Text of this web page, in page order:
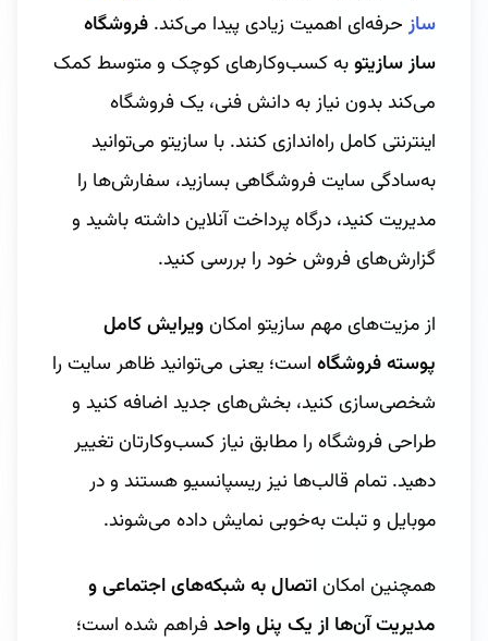
ساز حرفه‌ای اهمیت زیادی پیدا می‌کند. فروشگاه
ساز سازیتوبه کسب‌وکارهای کوچک و متوسط کمک
می‌کند بدون نیاز به دانش فنی، یک فروشگاه
اینترنتی کامل راه‌اندازی کنند. با سازیتو می‌توانید
به‌سادگی سایت فروشگاهی بسازید، سفارش‌ها را
مدیریت کنید، درگاه پرداخت آنلاین داشته باشید و
گزارش‌های فروش خود را بررسی کنید.
از مزیت‌های مهم سازیتو امکانویرایش کامل
پوسته فروشگاه است؛ یعنی می‌توانید ظاهر سایت را
شخصی‌سازی کنید، بخش‌های جدید اضافه کنید و
طراحی فروشگاه را مطابق نیاز کسب‌وکارتان تغییر
دهید. تمام قالب‌ها نیز ریسپانسیو هستند و در
موبایل و تبلت به‌خوبی نمایش داده می‌شوند.
همچنین امکاناتصال به شبکه‌های اجتماعی و
مدیریت آن‌ها از یک پنل واحدفراهم شده است؛